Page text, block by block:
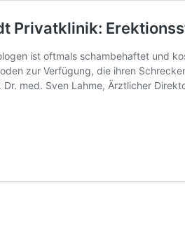
Privatklinik:
ist oftmals schambehaftet und
zur Verfügung, die ihren
med. Sven Lahme, Ärztlicher